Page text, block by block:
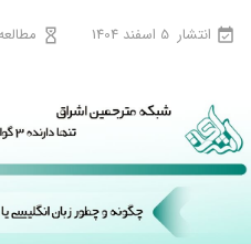
انتشار 5 اسفند 1404